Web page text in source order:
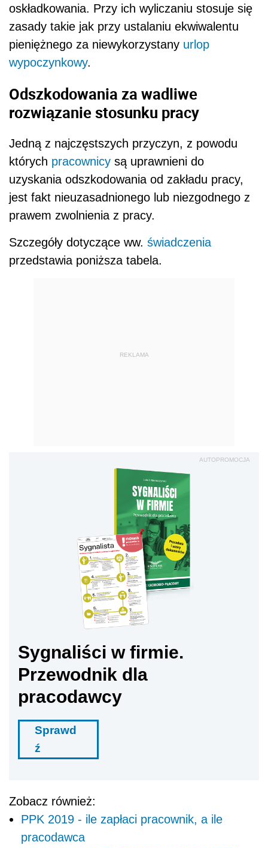
oskładkowania. Przy ich wyliczaniu stosuje się
zasady takie jak przy ustalaniu ekwiwalentu
pieniężnego za niewykorzystany urlop
wypoczynkowy.
Odszkodowania za wadliwe
rozwiązanie stosunku pracy
Jedną z najczęstszych przyczyn, z powodu
których pracownicy są uprawnieni do
uzyskania odszkodowania od zakładu pracy,
jest fakt nieuzasadnionego lub niezgodnego z
prawem zwolnienia z pracy.
Szczegóły dotyczące ww. świadczenia
przedstawia poniższa tabela.
REKLAMA
AUTOPROMOCJA
Sygnaliści w firmie.
Przewodnik dla
pracodawcy
Sprawd
ź
Zobacz również:
PPK 2019 - ile zapłaci pracownik, a ile
pracodawca